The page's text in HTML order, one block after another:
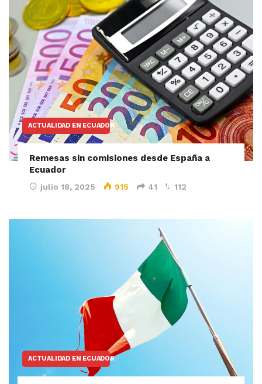
ACTUALIDAD EN ECUADOR
Remesas sin comisiones desde España a
Ecuador
julio 18, 2025 915 41 112
ACTUALIDAD EN ECUADOR